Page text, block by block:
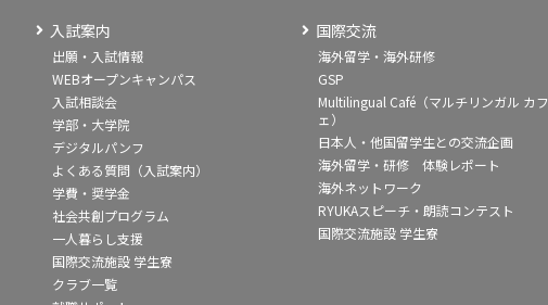
入試案内
出願・入試情報
WEBオープンキャンパス
入試相談会
学部・大学院
デジタルパンフ
よくある質問（入試案内）
学費・奨学金
社会共創プログラム
一人暮らし支援
国際交流施設 学生寮
クラブ一覧
国際交流
海外留学・海外研修
GSP
Multilingual Café（マルチリンガル カフ
ェ）
日本人・他国留学生との交流企画
海外留学・研修 体験レポート
海外ネットワーク
RYUKAスピーチ・朗読コンテスト
国際交流施設 学生寮